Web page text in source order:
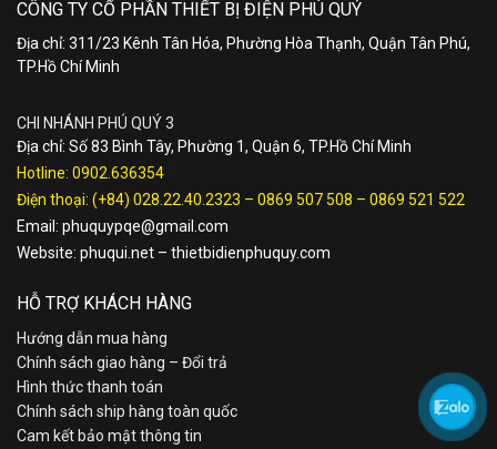
CÔNG TY CỔ PHẦN THIẾT BỊ ĐIỆN PHÚ QUÝ
Địa chỉ: 311/23 Kênh Tân Hóa, Phường Hòa Thạnh, Quận Tân Phú,
TP.Hồ Chí Minh
CHI NHÁNH PHÚ QUÝ 3
Địa chỉ: Số 83 Bình Tây, Phường 1, Quận 6, TP.Hồ Chí Minh
Hotline: 0902.636354
Điện thoại: (+84) 028.22.40.2323 – 0869 507 508 – 0869 521 522
Email: phuquypqe@gmail.com
Website: phuqui.net – thietbidienphuquy.com
HỖ TRỢ KHÁCH HÀNG
Hướng dẫn mua hàng
Chính sách giao hàng – Đổi trả
Hình thức thanh toán
Chính sách ship hàng toàn quốc
Cam kết bảo mật thông tin